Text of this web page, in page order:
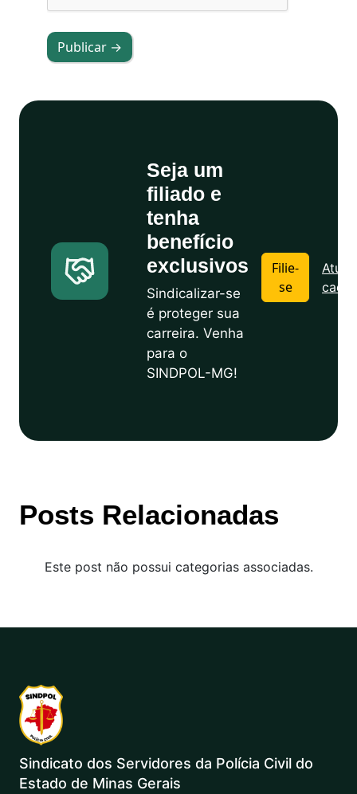
Publicar →
Seja um
filiado e
tenha
benefício
exclusivos
Sindicalizar-se
é proteger sua
carreira. Venha
para o
SINDPOL-MG!
Filie-
se
Posts Relacionadas
Este post não possui categorias associadas.
Sindicato dos Servidores da Polícia Civil do
Estado de Minas Gerais